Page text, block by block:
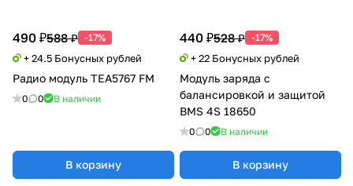
490 ₽588 ₽ -17%
+ 24.5 Бонусных рублей
Радио модуль TEA5767 FM
0 0 В наличии
В корзину
440 ₽528 ₽ -17%
+ 22 Бонусных рублей
Модуль заряда с
балансировкой и защитой
BMS 4S 18650
0 0 В наличии
В корзину